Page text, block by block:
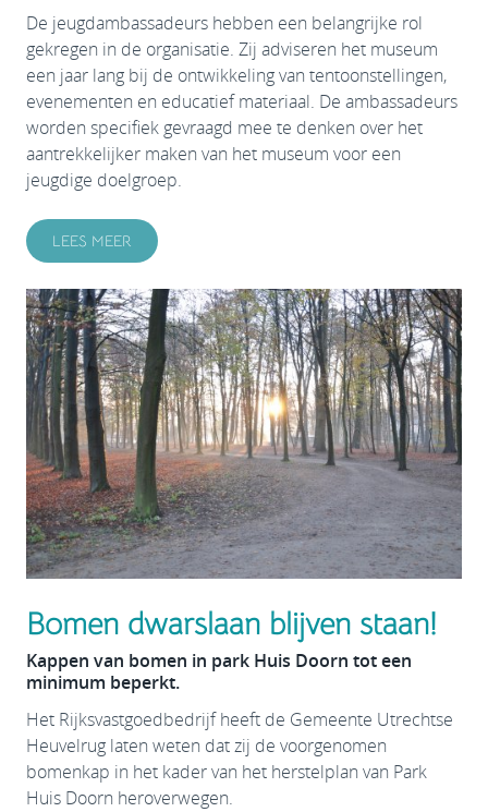
De jeugdambassadeurs hebben een belangrijke rol
gekregen in de organisatie. Zij adviseren het museum
een jaar lang bij de ontwikkeling van tentoonstellingen,
evenementen en educatief materiaal. De ambassadeurs
worden specifiek gevraagd mee te denken over het
aantrekkelijker maken van het museum voor een
jeugdige doelgroep.
LEES MEER
Bomen dwarslaan blijven staan!
Kappen van bomen in park Huis Doorn tot een
minimum beperkt.
Het Rijksvastgoedbedrijf heeft de Gemeente Utrechtse
Heuvelrug laten weten dat zij de voorgenomen
bomenkap in het kader van het herstelplan van Park
Huis Doorn heroverwegen.